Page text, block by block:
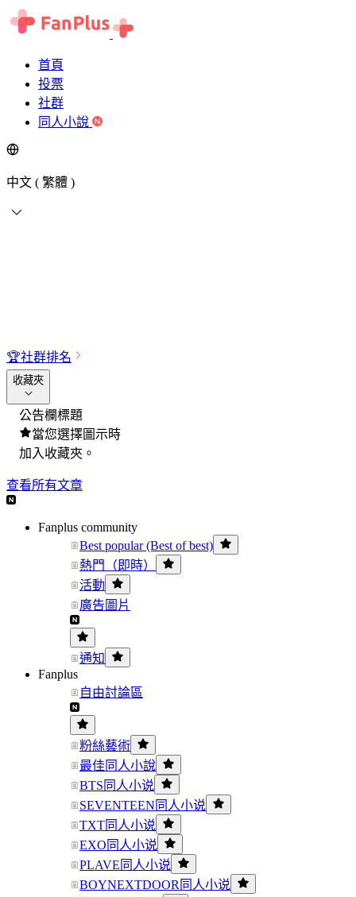
首頁
投票
社群
同人小說
中文 ( 繁體 )
🏆社群排名
收藏夾
公告欄標題
當您選擇圖示時
加入收藏夾。
查看所有文章
Fanplus community
Best popular (Best of best)
熱門（即時）
活動
廣告圖片
通知
Fanplus
自由討論區
粉絲藝術
最佳同人小說
BTS同人小说
SEVENTEEN同人小说
TXT同人小说
EXO同人小说
PLAVE同人小说
BOYNEXTDOOR同人小说